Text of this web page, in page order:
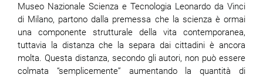
Museo Nazionale Scienza e Tecnologia Leonardo da Vinci
di Milano, partono dalla premessa che la scienza è ormai
una componente strutturale della vita contemporanea,
tuttavia la distanza che la separa dai cittadini è ancora
molta. Questa distanza, secondo gli autori, non può essere
colmata “semplicemente” aumentando la quantità di